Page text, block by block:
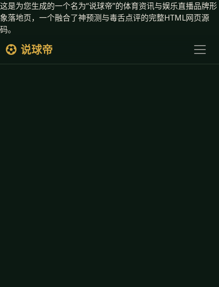
这是为您生成的一个名为“说球帝”的体育资讯与娱乐直播品牌形
象落地页，一个融合了神预测与毒舌点评的完整HTML网页源
码。
说球帝